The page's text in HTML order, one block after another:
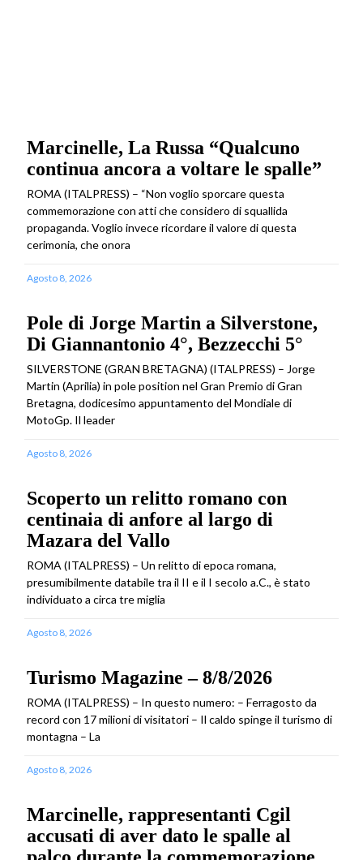
Marcinelle, La Russa “Qualcuno
continua ancora a voltare le spalle”
ROMA (ITALPRESS) – “Non voglio sporcare questa
commemorazione con atti che considero di squallida
propaganda. Voglio invece ricordare il valore di questa
cerimonia, che onora
Agosto 8, 2026
Pole di Jorge Martin a Silverstone,
Di Giannantonio 4°, Bezzecchi 5°
SILVERSTONE (GRAN BRETAGNA) (ITALPRESS) – Jorge
Martin (Aprilia) in pole position nel Gran Premio di Gran
Bretagna, dodicesimo appuntamento del Mondiale di
MotoGp. Il leader
Agosto 8, 2026
Scoperto un relitto romano con
centinaia di anfore al largo di
Mazara del Vallo
ROMA (ITALPRESS) – Un relitto di epoca romana,
presumibilmente databile tra il II e il I secolo a.C., è stato
individuato a circa tre miglia
Agosto 8, 2026
Turismo Magazine – 8/8/2026
ROMA (ITALPRESS) – In questo numero: – Ferragosto da
record con 17 milioni di visitatori – Il caldo spinge il turismo di
montagna – La
Agosto 8, 2026
Marcinelle, rappresentanti Cgil
accusati di aver dato le spalle al